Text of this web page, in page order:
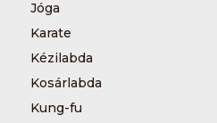
Jóga
Karate
Kézilabda
Kosárlabda
Kung-fu